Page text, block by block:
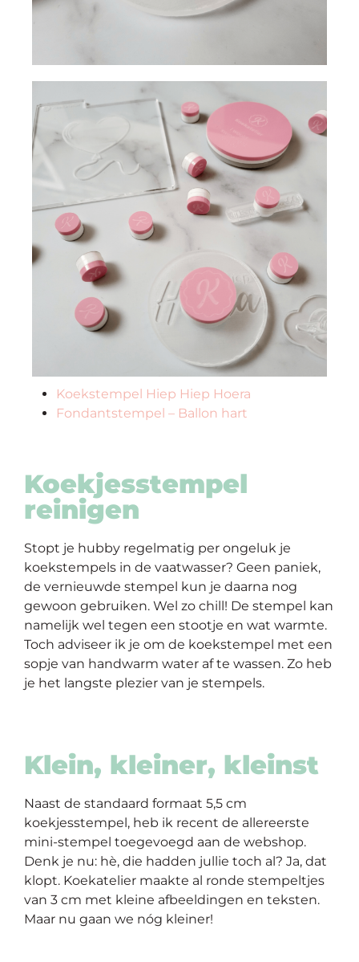
Koekstempel Hiep Hiep Hoera
Fondantstempel – Ballon hart
Koekjesstempel
reinigen
Stopt je hubby regelmatig per ongeluk je
koekstempels in de vaatwasser? Geen paniek,
de vernieuwde stempel kun je daarna nog
gewoon gebruiken. Wel zo chill! De stempel kan
namelijk wel tegen een stootje en wat warmte.
Toch adviseer ik je om de koekstempel met een
sopje van handwarm water af te wassen. Zo heb
je het langste plezier van je stempels.
Klein, kleiner, kleinst
Naast de standaard formaat 5,5 cm
koekjesstempel, heb ik recent de allereerste
mini-stempel toegevoegd aan de webshop.
Denk je nu: hè, die hadden jullie toch al? Ja, dat
klopt. Koekatelier maakte al ronde stempeltjes
van 3 cm met kleine afbeeldingen en teksten.
Maar nu gaan we nóg kleiner!